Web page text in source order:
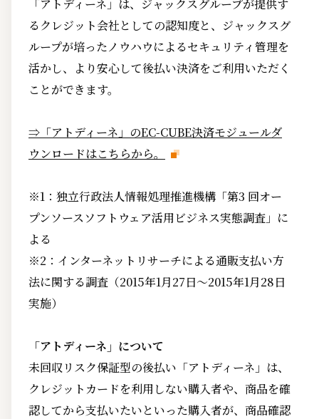
「アトディーネ」は、ジャックスグループが提供す
るクレジット会社としての認知度と、ジャックスグ
ループが培ったノウハウによるセキュリティ管理を
活かし、より安心して後払い決済をご利用いただく
ことができます。
⇒「アトディーネ」のEC-CUBE決済モジュールダ
ウンロードはこちらから。
※1：独立行政法人情報処理推進機構「第3 回オー
プンソースソフトウェア活用ビジネス実態調査」に
よる
※2：インターネットリサーチによる通販支払い方
法に関する調査（2015年1月27日～2015年1月28日
実施）
「アトディーネ」について
未回収リスク保証型の後払い「アトディーネ」は、
クレジットカードを利用しない購入者や、商品を確
認してから支払いたいといった購入者が、商品確認